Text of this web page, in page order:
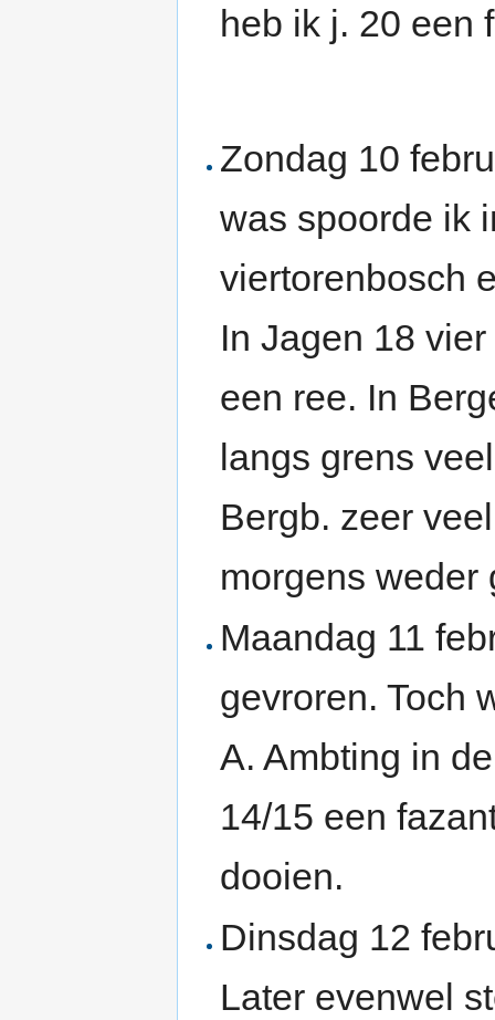
heb ik j. 20 een
Zondag 10
was spoorde ik
viertorenbosch
In Jagen 18
een ree. In
langs grens
Bergb. zeer
morgens weder
Maandag 11
gevroren. Toch
A. Ambting in
14/15 een
dooien.
Dinsdag 12
Later evenwel